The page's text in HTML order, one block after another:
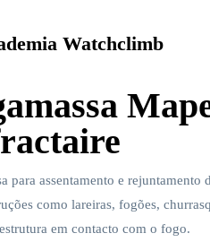
Watchclimb
para assentamento e rejuntamento
como lareiras, fogões,
em contacto com o fogo.